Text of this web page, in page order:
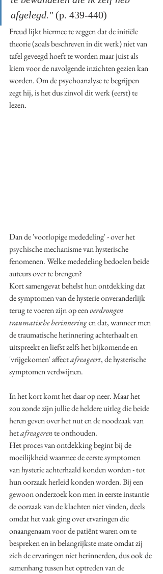
afgelegd." (p. 439-440)
Freud lijkt hiermee te zeggen dat de initiële
theorie (zoals beschreven in dit werk) niet van
tafel geveegd hoeft te worden maar juist als
kiem voor de navolgende inzichten gezien kan
worden. Om de psychoanalyse te begrijpen
zegt hij, is het dus zinvol dit werk (eerst) te
lezen.
Dan de 'voorlopige mededeling' - over het
psychische mechanisme van hysterische
fenomenen. Welke mededeling bedoelen beide
auteurs over te brengen?
Kort samengevat behelst hun ontdekking dat
de symptomen van de hysterie onveranderlijk
terug te voeren zijn op een verdrongen
traumatische herinnering en dat, wanneer men
de traumatische herinnering achterhaalt en
uitspreekt en liefst zelfs het bijkomende en
'vrijgekomen' affect afreageert, de hysterische
symptomen verdwijnen.
In het kort komt het daar op neer. Maar het
zou zonde zijn jullie de heldere uitleg die beide
heren geven over het nut en de noodzaak van
het afreageren te onthouden.
Het proces van ontdekking begint bij de
moeilijkheid waarmee de eerste symptomen
van hysterie achterhaald konden worden - tot
hun oorzaak herleid konden worden. Bij een
gewoon onderzoek kon men in eerste instantie
de oorzaak van de klachten niet vinden, deels
omdat het vaak ging over ervaringen die
onaangenaam voor de patiënt waren om te
bespreken en in belangrijkste mate omdat zij
zich de ervaringen niet herinnerden, dus ook de
samenhang tussen het optreden van de